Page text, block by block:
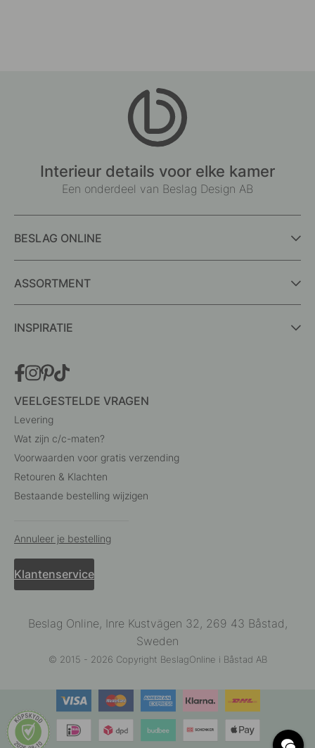
Interieur details voor elke kamer
Een onderdeel van Beslag Design AB
BESLAG ONLINE
ASSORTMENT
INSPIRATIE
VEELGESTELDE VRAGEN
Levering
Wat zijn c/c-maten?
Voorwaarden voor gratis verzending
Retouren & Klachten
Bestaande bestelling wijzigen
Annuleer je bestelling
Klantenservice
Beslag Online, Inre Kustvägen 32, 269 43 Båstad,
Sweden
© 2015 - 2026 Copyright BeslagOnline i Båstad AB